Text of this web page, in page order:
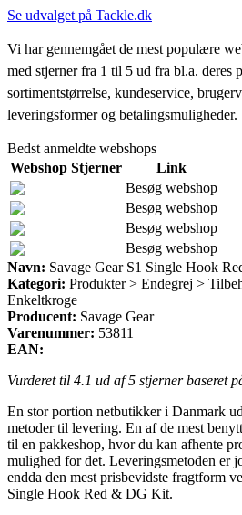
Se udvalget på Tackle.dk
Vi har gennemgået de mest populære
med stjerner fra 1 til 5 ud fra bl.a. deres
sortimentstørrelse, kundeservice,
leveringsformer og betalingsmuligheder.
Bedst anmeldte webshops
Webshop Stjerner
Link
Besøg webshop
Besøg webshop
Besøg webshop
Besøg webshop
Navn: Savage Gear S1 Single Hook
Kategori: Produkter > Endegrej >
Enkeltkroge
Producent: Savage Gear
Varenummer: 53811
EAN:
Vurderet til 4.1 ud af 5 stjerner baseret
En stor portion netbutikker i Danmark
metoder til levering. En af de mest
til en pakkeshop, hvor du kan afhente
mulighed for det. Leveringsmetoden er
endda den mest prisbevidste fragtform
Single Hook Red & DG Kit.